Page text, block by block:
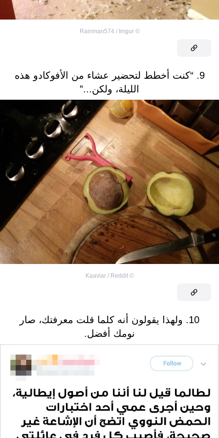
©
Rainman574 / Imgur
9. “كنت أخطط لتحضير عشاء من الأفوكادو هذه
الليلة، ولكن...”
©
Kaaviar / Reddit
10. ولهذا يقولون أنه كلما قلت معرفتك، صار
نومك أفضل.